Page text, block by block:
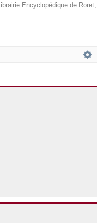
Librairie Encyclopédique de Roret